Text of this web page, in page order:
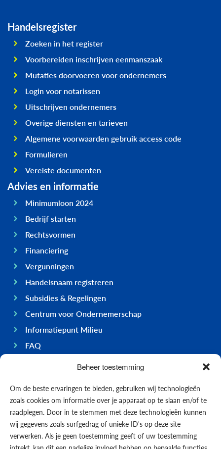
Beheer toestemming
Om de beste ervaringen te bieden, gebruiken wij technologieën
zoals cookies om informatie over je apparaat op te slaan en/of te
raadplegen. Door in te stemmen met deze technologieën kunnen
wij gegevens zoals surfgedrag of unieke ID's op deze site
verwerken. Als je geen toestemming geeft of uw toestemming
Handelsregister
Zoeken in het register
Voorbereiden inschrijven eenmanszaak
Mutaties doorvoeren voor ondernemers
Login voor notarissen
Uitschrijven ondernemers
Overige diensten en tarieven
Algemene voorwaarden gebruik access code
Formulieren
Vereiste documenten
Advies en informatie
Minimumloon 2024
Bedrijf starten
Rechtsvormen
Financiering
Vergunningen
Handelsnaam registreren
Subsidies & Regelingen
Centrum voor Ondernemerschap
Informatiepunt Milieu
FAQ
Ondernemen op Bonaire
Economie
Regering
Infrastructuur
Algemeen